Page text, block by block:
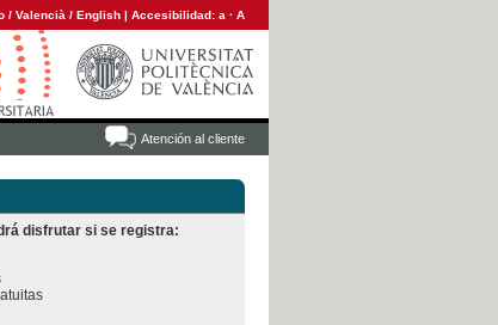
/ Valencià / English | Accesibilidad: a · A
Atención al cliente
disfrutar si se registra: